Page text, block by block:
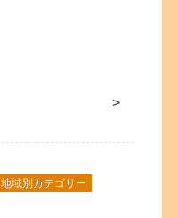
>
地域別カテゴリー